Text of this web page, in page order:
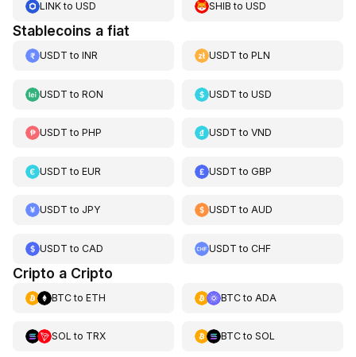
LINKto USD SHIB toUSD
Stablecoins a fiat
USDT to INR USDT toPLN
USDT to RON USDT toUSD
USDT to PHP USDT toVND
USDT to EUR USDT toGBP
USDT to JPY USDT toAUD
USDT to CAD USDT toCHF
Cripto a Cripto
BTCto ETH BTCto ADA
SOL to TRX BTCto SOL